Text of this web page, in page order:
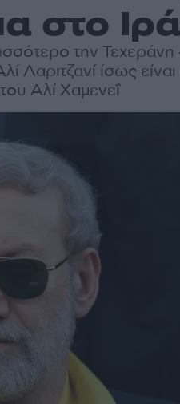
στο
την Τεχεράνη
Λαριτζανί ίσως είναι
Αλί Χαμενεΐ